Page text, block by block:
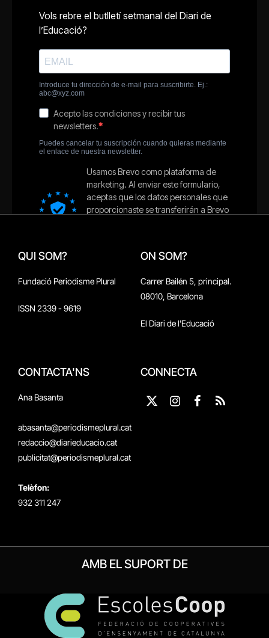
QUI SOM?
Fundació Periodisme Plural
ISSN 2339 - 9619
ON SOM?
Carrer Bailén 5, principal.
08010, Barcelona
El Diari de l'Educació
CONTACTA'NS
Ana Basanta
abasanta@periodismeplural.cat
redaccio@diarieducacio.cat
publicitat@periodismeplural.cat
Telèfon:
932 311 247
CONNECTA
X
Instagram
Facebook
RSS
AMB EL SUPORT DE